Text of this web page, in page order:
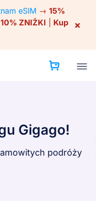
eSIM → 15%
10% ZNIŻKI
Kup
×
Gigago!
podróży